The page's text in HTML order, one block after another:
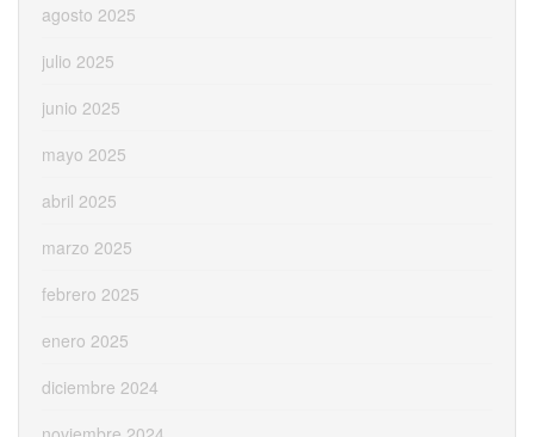
agosto 2025
julio 2025
junio 2025
mayo 2025
abril 2025
marzo 2025
febrero 2025
enero 2025
diciembre 2024